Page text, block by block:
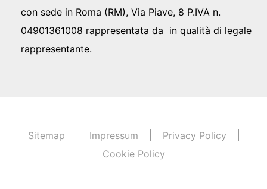
con sede in Roma (RM), Via Piave, 8 P.IVA n.
04901361008 rappresentata da in qualità di legale
rappresentante.
Sitemap Impressum
Privacy Policy
Cookie Policy